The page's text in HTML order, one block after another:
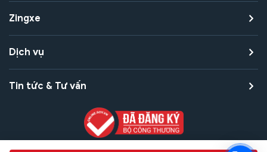
Zingxe
Dịch vụ
Tin tức & Tư vấn